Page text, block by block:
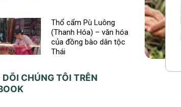
Thổ cẩm Pù Luông
(Thanh Hóa) – văn hóa
của đồng bào dân tộc
Thái
CHÚNG TÔI TRÊN